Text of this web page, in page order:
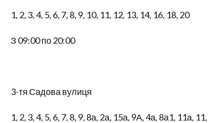
1, 2, 3, 4, 5, 6, 7, 8, 9, 10, 11, 12, 13, 14, 16, 18, 20
З 09:00 по 20:00
3-тя Садова вулиця
1, 2, 3, 4, 5, 6, 7, 8, 9, 8а, 2а, 15а, 9А, 4а, 8а1, 11а, 11,